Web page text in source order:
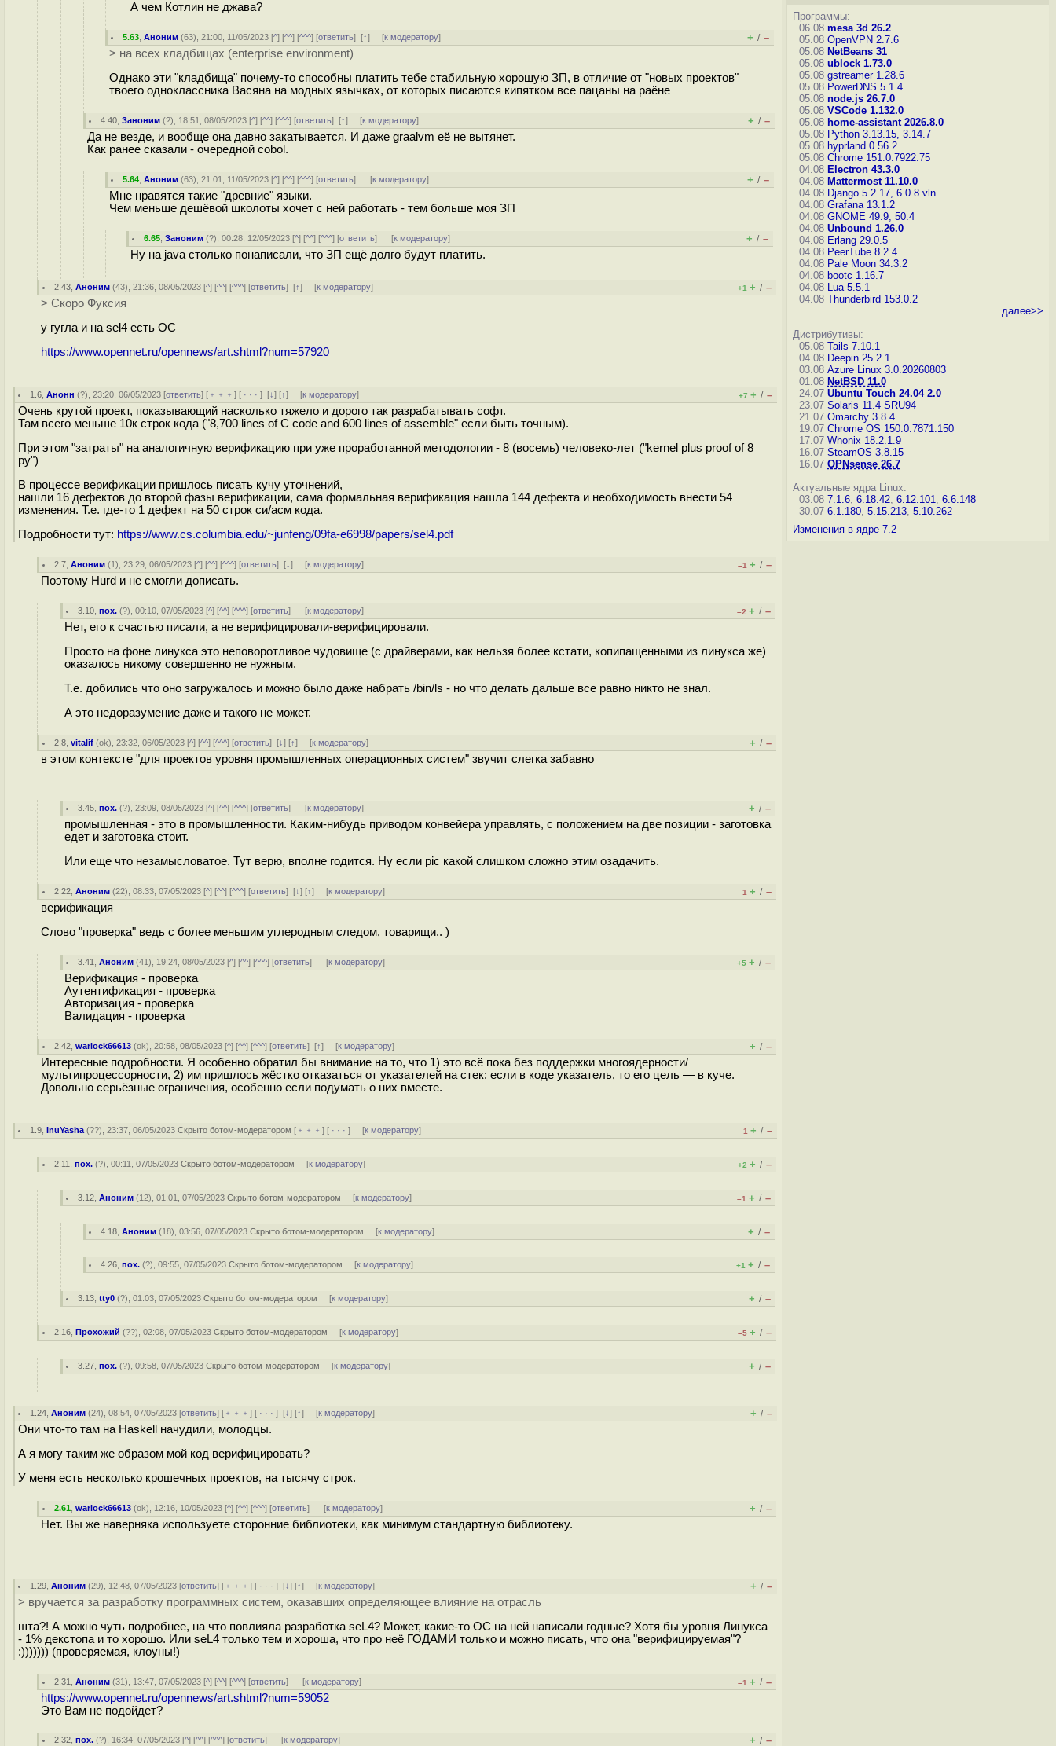
А чем Котлин не джава?
5.63 ,Аноним (63), 21:00, 11/05/2023 [^] [^^] [^^^] [ответить][↑] [к модератору] + / –
> на всех кладбищах (enterprise environment)
Однако эти "кладбища" почему-то способны платить тебе стабильную хорошую ЗП, в отличие от "новых проектов"
твоего одноклассника Васяна на модных язычках, от которых писаются кипятком все пацаны на раёне
4.40 ,Заноним (?), 18:51, 08/05/2023 [^] [^^] [^^^] [ответить][↑] [к модератору] + / –
Да не везде, и вообще она давно закатывается. И даже graalvm её не вытянет.
Как ранее сказали - очередной cobol.
5.64 ,Аноним (63), 21:01, 11/05/2023 [^] [^^] [^^^] [ответить] [к модератору] + / –
Мне нравятся такие "древние" языки.
Чем меньше дешёвой школоты хочет с ней работать - тем больше моя ЗП
6.65 ,Заноним (?), 00:28, 12/05/2023 [^] [^^] [^^^] [ответить] [к модератору] + / –
Ну на java столько понаписали, что ЗП ещё долго будут платить.
2.43 ,Аноним (43), 21:36, 08/05/2023 [^] [^^] [^^^] [ответить][↑] [к модератору] +1 + / –
> Скоро Фуксия
у гугла и на sel4 есть ОС
https://www.opennet.ru/opennews/art.shtml?num=57920
1.6 ,Анонн (?), 23:20, 06/05/2023 [ответить] [ ﹢﹢﹢] [ · · ·][↓] [↑] [к модератору] +7 + / –
Очень крутой проект, показывающий насколько тяжело и дорого так разрабатывать софт.
Там всего меньше 10к строк кода ("8,700 lines of C code and 600 lines of assemble" если быть точным).
При этом "затраты" на аналогичную верификацию при уже проработанной методологии - 8 (восемь) человеко-лет ("kernel plus proof of 8
py")
В процессе верификации пришлось писать кучу уточнений,
нашли 16 дефектов до второй фазы верификации, сама формальная верификация нашла 144 дефекта и необходимость внести 54
изменения. Т.е. где-то 1 дефект на 50 строк си/асм кода.
Подробности тут: https://www.cs.columbia.edu/~junfeng/09fa-e6998/papers/sel4.pdf
2.7 ,Аноним (1), 23:29, 06/05/2023 [^] [^^] [^^^] [ответить][↓] [к модератору] –1 + / –
Поэтому Hurd и не смогли дописать.
3.10 ,пох. (?), 00:10, 07/05/2023 [^] [^^] [^^^] [ответить] [к модератору] –2 + / –
Нет, его к счастью писали, а не верифицировали-верифицировали.
Просто на фоне линукса это неповоротливое чудовище (с драйверами, как нельзя более кстати, копипащенными из линукса же)
оказалось никому совершенно не нужным.
Т.е. добились что оно загружалось и можно было даже набрать /bin/ls - но что делать дальше все равно никто не знал.
А это недоразумение даже и такого не может.
2.8 ,vitalif (ok), 23:32, 06/05/2023 [^] [^^] [^^^] [ответить][↓] [↑] [к модератору] + / –
в этом контексте "для проектов уровня промышленных операционных систем" звучит слегка забавно
3.45 ,пох. (?), 23:09, 08/05/2023 [^] [^^] [^^^] [ответить] [к модератору] + / –
промышленная - это в промышленности. Каким-нибудь приводом конвейера управлять, с положением на две позиции - заготовка
едет и заготовка стоит.
Или еще что незамысловатое. Тут верю, вполне годится. Ну если pic какой слишком сложно этим озадачить.
2.22 ,Аноним (22), 08:33, 07/05/2023 [^] [^^] [^^^] [ответить][↓] [↑] [к модератору] –1 + / –
верификация
Слово "проверка" ведь с более меньшим углеродным следом, товарищи.. )
3.41 ,Аноним (41), 19:24, 08/05/2023 [^] [^^] [^^^] [ответить] [к модератору] +5 + / –
Верификация - проверка
Аутентификация - проверка
Авторизация - проверка
Валидация - проверка
2.42 ,warlock66613 (ok), 20:58, 08/05/2023 [^] [^^] [^^^] [ответить][↑] [к модератору] + / –
Интересные подробности. Я особенно обратил бы внимание на то, что 1) это всё пока без поддержки многоядерности/
мультипроцессорности, 2) им пришлось жёстко отказаться от указателей на стек: если в коде указатель, то его цель — в куче.
Довольно серьёзные ограничения, особенно если подумать о них вместе.
1.9 ,InuYasha (??), 23:37, 06/05/2023Скрыто ботом-модератором [ ﹢﹢﹢] [ · · ·] [к модератору] –1 + / –
2.11 ,пох. (?), 00:11, 07/05/2023Скрыто ботом-модератором [к модератору] +2 + / –
3.12 ,Аноним (12), 01:01, 07/05/2023Скрыто ботом-модератором [к модератору] –1 + / –
4.18 ,Аноним (18), 03:56, 07/05/2023Скрыто ботом-модератором [к модератору] + / –
4.26 ,пох. (?), 09:55, 07/05/2023Скрыто ботом-модератором [к модератору] +1 + / –
3.13 ,tty0 (?), 01:03, 07/05/2023Скрыто ботом-модератором [к модератору] + / –
2.16 ,Прохожий (??), 02:08, 07/05/2023Скрыто ботом-модератором [к модератору] –5 + / –
3.27 ,пох. (?), 09:58, 07/05/2023Скрыто ботом-модератором [к модератору] + / –
1.24 ,Аноним (24), 08:54, 07/05/2023 [ответить] [ ﹢﹢﹢] [ · · ·][↓] [↑] [к модератору] + / –
Они что-то там на Haskell начудили, молодцы.
А я могу таким же образом мой код верифицировать?
У меня есть несколько крошечных проектов, на тысячу строк.
2.61 ,warlock66613 (ok), 12:16, 10/05/2023 [^] [^^] [^^^] [ответить] [к модератору] + / –
Нет. Вы же наверняка используете сторонние библиотеки, как минимум стандартную библиотеку.
1.29 ,Аноним (29), 12:48, 07/05/2023 [ответить] [ ﹢﹢﹢] [ · · ·][↓] [↑] [к модератору] + / –
> вручается за разработку программных систем, оказавших определяющее влияние на отрасль
шта?! А можно чуть подробнее, на что повлияла разработка seL4? Может, какие-то ОС на ней написали годные? Хотя бы уровня Линукса
- 1% декстопа и то хорошо. Или seL4 только тем и хороша, что про неё ГОДАМИ только и можно писать, что она "верифицируемая"?
:))))))) (проверяемая, клоуны!)
2.31 ,Аноним (31), 13:47, 07/05/2023 [^] [^^] [^^^] [ответить] [к модератору] –1 + / –
https://www.opennet.ru/opennews/art.shtml?num=59052
Это Вам не подойдет?
2.32 ,пох. (?), 16:34, 07/05/2023 [^] [^^] [^^^] [ответить] [к модератору] + / –
Программы:
06.08 mesa 3d 26.2
05.08 OpenVPN 2.7.6
05.08 NetBeans 31
05.08 ublock 1.73.0
05.08 gstreamer 1.28.6
05.08 PowerDNS 5.1.4
05.08 node.js 26.7.0
05.08 VSCode 1.132.0
05.08 home-assistant 2026.8.0
05.08 Python 3.13.15, 3.14.7
05.08 hyprland 0.56.2
05.08 Chrome 151.0.7922.75
04.08 Electron 43.3.0
04.08 Mattermost 11.10.0
04.08 Django 5.2.17, 6.0.8 vln
04.08 Grafana 13.1.2
04.08 GNOME 49.9, 50.4
04.08 Unbound 1.26.0
04.08 Erlang 29.0.5
04.08 PeerTube 8.2.4
04.08 Pale Moon 34.3.2
04.08 bootc 1.16.7
04.08 Lua 5.5.1
04.08 Thunderbird 153.0.2
далее>>
Дистрибутивы:
05.08 Tails 7.10.1
04.08 Deepin 25.2.1
03.08 Azure Linux 3.0.20260803
01.08 NetBSD 11.0
24.07 Ubuntu Touch 24.04 2.0
23.07 Solaris 11.4 SRU94
21.07 Omarchy 3.8.4
19.07 Chrome OS 150.0.7871.150
17.07 Whonix 18.2.1.9
16.07 SteamOS 3.8.15
16.07 OPNsense 26.7
Актуальные ядра Linux:
03.08 7.1.6, 6.18.42, 6.12.101, 6.6.148
30.07 6.1.180, 5.15.213, 5.10.262
Изменения в ядре 7.2